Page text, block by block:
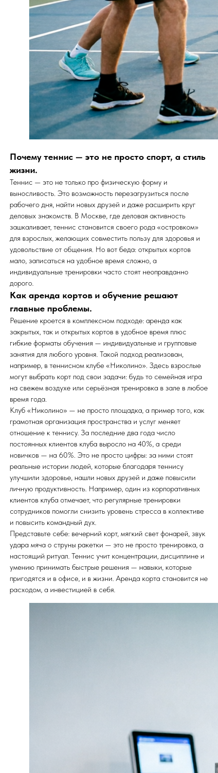
Почему теннис — это не просто спорт, а стиль
жизни.
Теннис — это не только про физическую форму и
выносливость. Это возможность перезагрузиться после
рабочего дня, найти новых друзей и даже расширить круг
деловых знакомств. В Москве, где деловая активность
зашкаливает, теннис становится своего рода «островком»
для взрослых, желающих совместить пользу для здоровья и
удовольствие от общения. Но вот беда: открытых кортов
мало, записаться на удобное время сложно, а
индивидуальные тренировки часто стоят неоправданно
дорого.
Как аренда кортов и обучение решают
главные проблемы.
Решение кроется в комплексном подходе: аренда как
закрытых, так и открытых кортов в удобное время плюс
гибкие форматы обучения — индивидуальные и групповые
занятия для любого уровня. Такой подход реализован,
например, в теннисном клубе «Николино». Здесь взрослые
могут выбрать корт под свои задачи: будь то семейная игра
на свежем воздухе или серьёзная тренировка в зале в любое
время года.
Клуб «Николино» — не просто площадка, а пример того, как
грамотная организация пространства и услуг меняет
отношение к теннису. За последние два года число
постоянных клиентов клуба выросло на 40%, а среди
новичков — на 60%. Это не просто цифры: за ними стоят
реальные истории людей, которые благодаря теннису
улучшили здоровье, нашли новых друзей и даже повысили
личную продуктивность. Например, один из корпоративных
клиентов клуба отмечает, что регулярные тренировки
сотрудников помогли снизить уровень стресса в коллективе
и повысить командный дух.
Представьте себе: вечерний корт, мягкий свет фонарей, звук
удара мяча о струны ракетки — это не просто тренировка, а
настоящий ритуал. Теннис учит концентрации, дисциплине и
умению принимать быстрые решения — навыки, которые
пригодятся и в офисе, и в жизни. Аренда корта становится не
расходом, а инвестицией в себя.